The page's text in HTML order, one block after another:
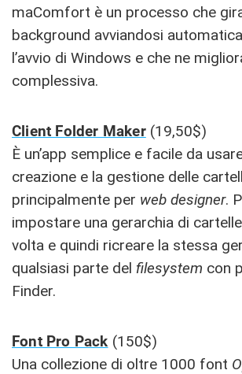
maComfort è un processo che
background avviandosi
l’avvio di Windows e che ne
complessiva.
Client Folder Maker (19,50$)
È un’app semplice e facile da
creazione e la gestione delle
principalmente per web designer.
impostare una gerarchia di
volta e quindi ricreare la stessa
qualsiasi parte del filesystem con
Finder.
Font Pro Pack (150$)
Una collezione di oltre 1000 font